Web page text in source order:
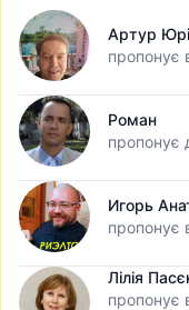
Артур
пропонує
Роман
пропонує
Игорь
пропонує
Лілія
пропонує